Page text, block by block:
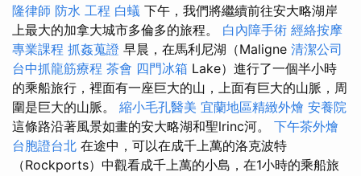
隆律師 防水 工程 白蟻 下午，我們將繼續前往安大略湖岸
上最大的加拿大城市多倫多的旅程。 白內障手術 經絡按摩
專業課程 抓姦蒐證 早晨，在馬利尼湖（Maligne 清潔公司
台中抓龍筋療程 茶會 四門冰箱 Lake）進行了一個半小時
的乘船旅行，裡面有一座巨大的山，上面有巨大的山脈，周
圍是巨大的山脈。 縮小毛孔醫美 宜蘭地區精緻外燴 安養院
這條路沿著風景如畫的安大略湖和聖lrinc河。 下午茶外燴
台胞證台北 在途中，可以在成千上萬的洛克波特
（Rockports）中觀看成千上萬的小島，在1小時的乘船旅